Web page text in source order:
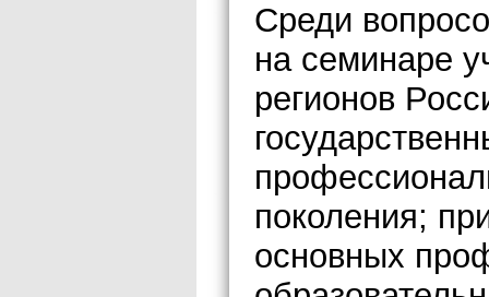
Среди
на семинаре
регионов
поколения;
основных